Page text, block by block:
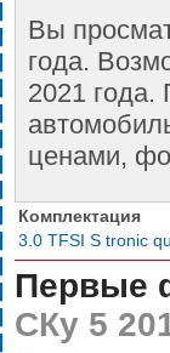
Вы
года.
2021 года.
ценами,
Комплектация
3.0 TFSI S tronic
Первые
СКу 5